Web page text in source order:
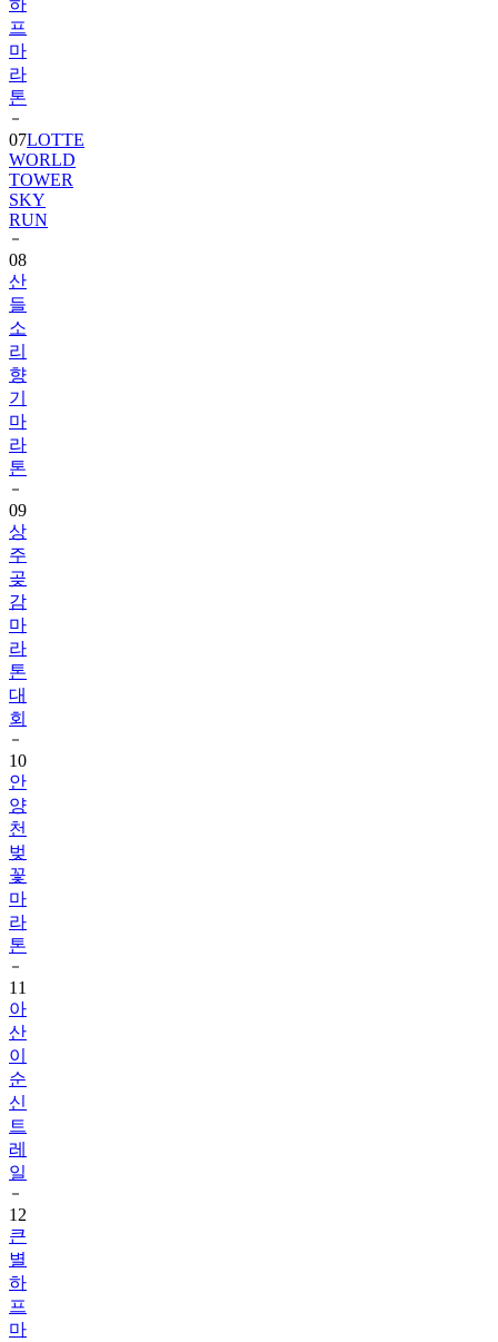
하
프
마
라
톤
07LOTTE
WORLD
TOWER
SKY
RUN
08
산
들
소
리
향
기
마
라
톤
09
상
주
곶
감
마
라
톤
대
회
10
안
양
천
벚
꽃
마
라
톤
11
아
산
이
순
신
트
레
일
12
큰
별
하
프
마